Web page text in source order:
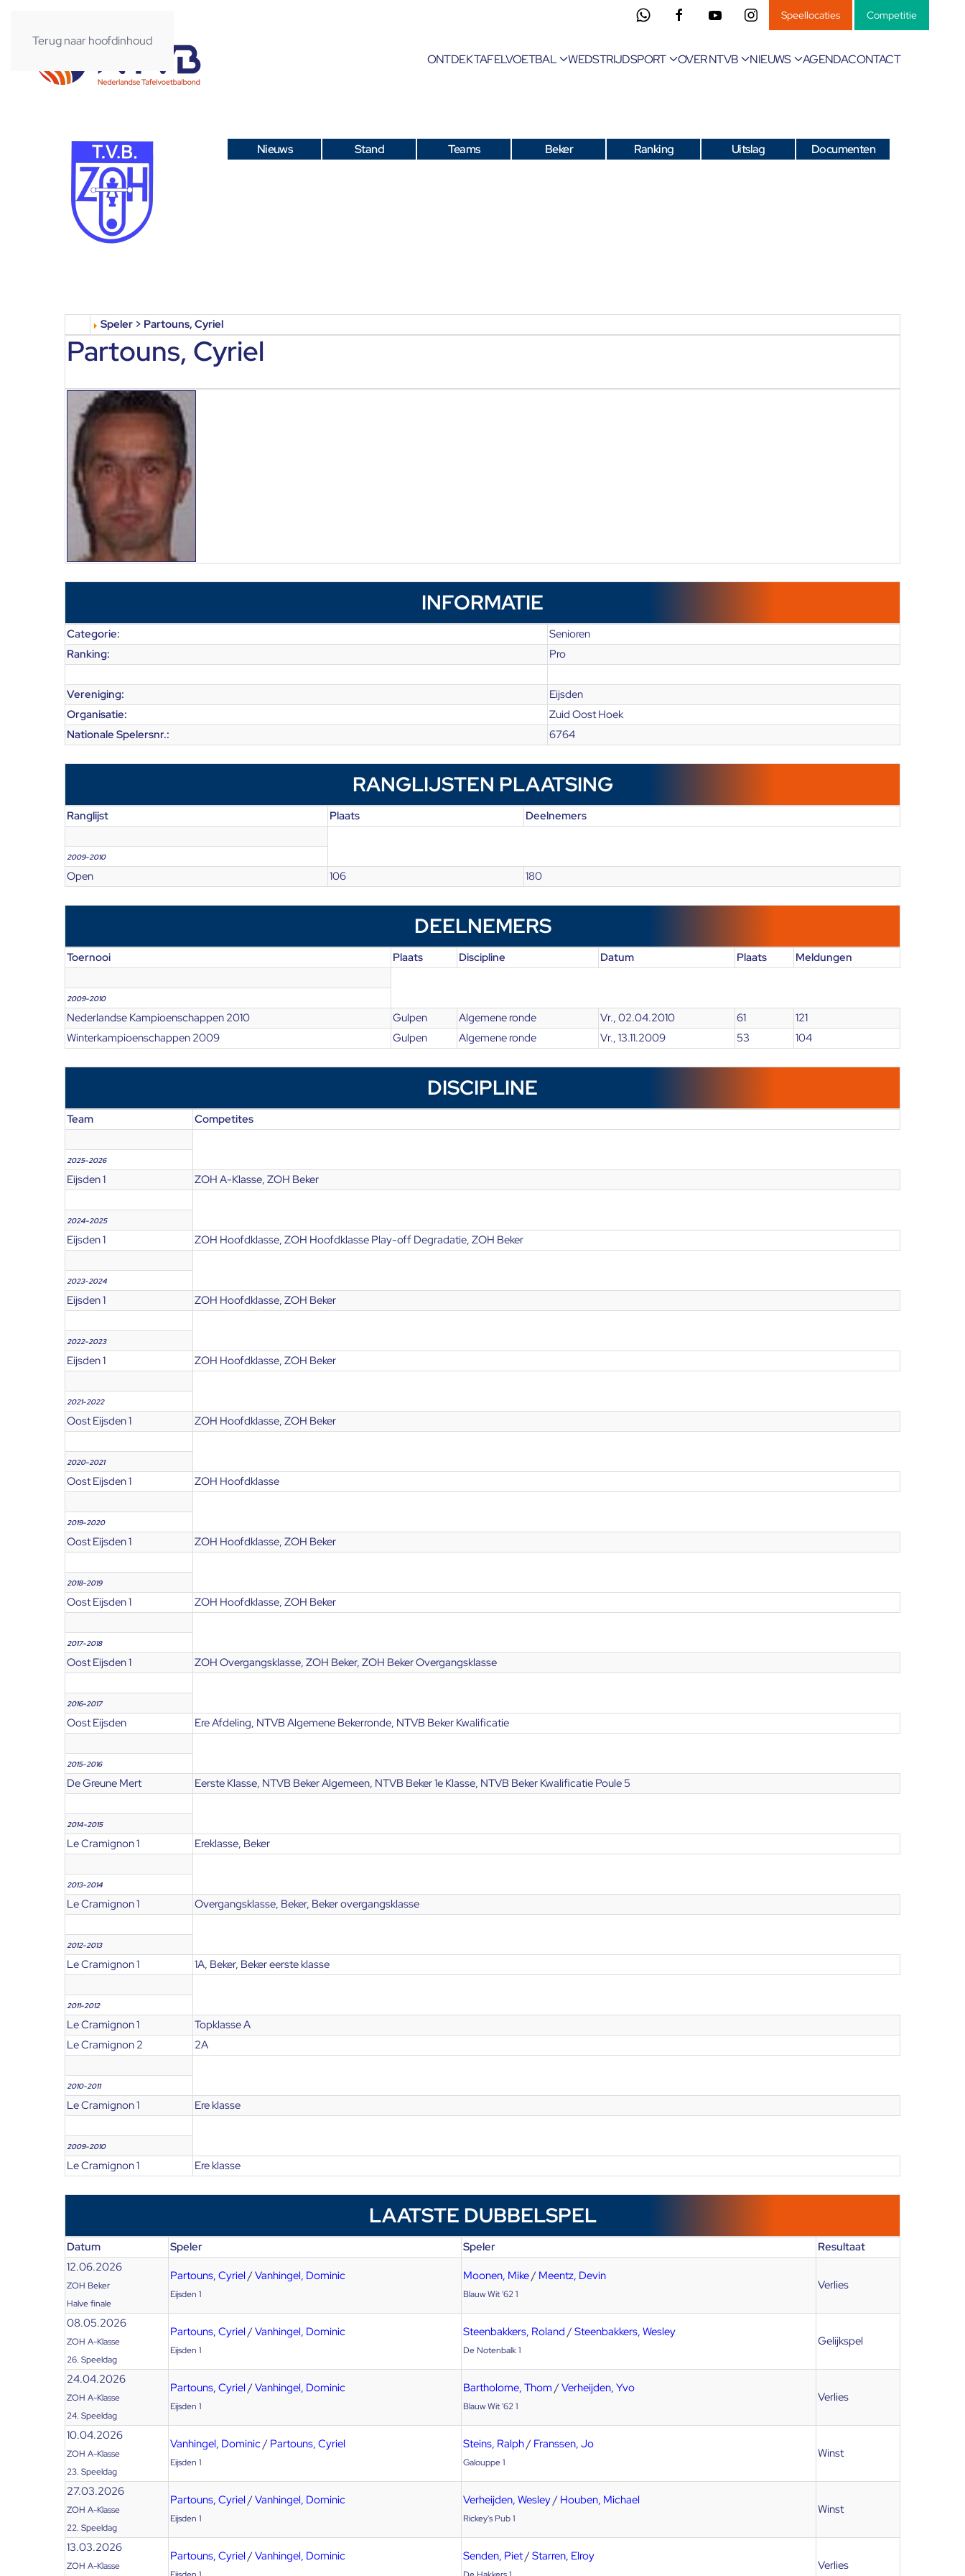
Terug naar hoofdinhoud
Speellocaties Competitie
ONTDEK TAFELVOETBAL WEDSTRIJDSPORT OVER NTVB NIEUWS AGENDACONTACT
Nieuws Stand Teams Beker Ranking Uitslag Documenten
Speler > Partouns, Cyriel
Partouns, Cyriel
INFORMATIE
Categorie:
Senioren
Ranking:
Pro
Vereniging:
Eijsden
Organisatie:
Zuid Oost Hoek
Nationale Spelersnr.:
6764
RANGLIJSTEN PLAATSING
Ranglijst Plaats Deelnemers
2009-2010
Open 106 180
DEELNEMERS
Toernooi Plaats Discipline Datum Plaats Meldungen
2009-2010
Nederlandse Kampioenschappen 2010 Gulpen Algemene ronde Vr., 02.04.2010 61
121
Winterkampioenschappen 2009
Gulpen Algemene ronde Vr., 13.11.2009 53 104
DISCIPLINE
Team Competites
2025-2026
Eijsden 1 ZOH A-Klasse, ZOH Beker
2024-2025
Eijsden 1 ZOH Hoofdklasse, ZOH Hoofdklasse Play-off Degradatie, ZOH Beker
2023-2024
Eijsden 1 ZOH Hoofdklasse, ZOH Beker
2022-2023
Eijsden 1 ZOH Hoofdklasse, ZOH Beker
2021-2022
Oost Eijsden 1 ZOH Hoofdklasse, ZOH Beker
2020-2021
Oost Eijsden 1 ZOH Hoofdklasse
2019-2020
Oost Eijsden 1 ZOH Hoofdklasse, ZOH Beker
2018-2019
Oost Eijsden 1 ZOH Hoofdklasse, ZOH Beker
2017-2018
Oost Eijsden 1 ZOH Overgangsklasse, ZOH Beker, ZOH Beker Overgangsklasse
2016-2017
Oost Eijsden Ere Afdeling, NTVB Algemene Bekerronde, NTVB Beker Kwalificatie
2015-2016
De Greune Mert Eerste Klasse, NTVB Beker Algemeen, NTVB Beker 1e Klasse, NTVB Beker Kwalificatie Poule 5
2014-2015
Le Cramignon 1 Ereklasse, Beker
2013-2014
Le Cramignon 1 Overgangsklasse, Beker, Beker overgangsklasse
2012-2013
Le Cramignon 1 1A, Beker, Beker eerste klasse
2011-2012
Le Cramignon 1
Topklasse A
Le Cramignon 2
2A
2010-2011
Le Cramignon 1 Ere klasse
2009-2010
Le Cramignon 1 Ere klasse
LAATSTE DUBBELSPEL
Datum Speler Speler
Resultaat
12.06.2026
ZOH Beker
Halve finale
Partouns, Cyriel /Vanhingel, Dominic
Eijsden 1
Moonen, Mike/ Meentz, Devin
Blauw Wit '62 1
Verlies
08.05.2026
ZOH A-Klasse
26. Speeldag
Partouns, Cyriel /Vanhingel, Dominic
Eijsden 1
Steenbakkers, Roland /Steenbakkers, Wesley
De Notenbalk 1
Gelijkspel
24.04.2026
ZOH A-Klasse
24. Speeldag
Partouns, Cyriel /Vanhingel, Dominic
Eijsden 1
Bartholome, Thom /Verheijden, Yvo
Blauw Wit '62 1
Verlies
10.04.2026
ZOH A-Klasse
23. Speeldag
Vanhingel, Dominic/ Partouns, Cyriel
Eijsden 1
Steins, Ralph/ Franssen, Jo
Galouppe 1
Winst
27.03.2026
ZOH A-Klasse
22. Speeldag
Partouns, Cyriel /Vanhingel, Dominic
Eijsden 1
Verheijden, Wesley/ Houben, Michael
Rickey's Pub 1
Winst
13.03.2026
ZOH A-Klasse
Partouns, Cyriel /Vanhingel, Dominic Senden, Piet/Starren, Elroy
Verlies